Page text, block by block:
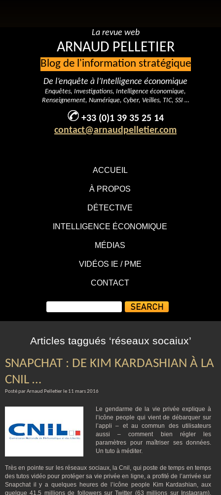
ACCUEIL
À PROPOS
DÉTECTIVE
INTELLIGENCE ÉCONOMIQUE
MÉDIAS
VIDÉOS IE / PME
CONTACT
La revue web
ARNAUD PELLETIER
Blog de l'information stratégique
De l’enquête à l’Intelligence économique
Enquêtes, Investigations, Intelligence économique,
Renseignement, Numérique, Cyber, Veilles, TIC, SSI …
+33 (0)1 39 35 25 14
contact@arnaudpelletier.com
Articles taggués ‘réseaux socaiux’
SNAPCHAT : DE KIM KARDASHIAN À LA
CNIL …
Posté par Arnaud Pelletier le 11 mars 2016
Le gendarme de la vie privée explique à
l’icône people qui vient de débarquer sur
l’appli – et au commun des utilisateurs
aussi – comment bien régler les
paramètres pour maîtriser ses données.
Un tuto à méditer.
Très en pointe sur les réseaux sociaux, la Cnil, qui poste de temps en temps
des tutos vidéo pour protéger sa vie privée en ligne, a profité de l’arrivée sur
Snapchat il y a quelques heures de l’icône people Kim Kardashian, aux
quelque 41,5 millions de followers sur Twitter (63 millions sur Instagram),